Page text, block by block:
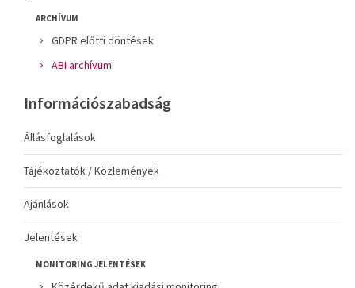
ARCHÍVUM
GDPR előtti döntések
ABI archívum
Információszabadság
Állásfoglalások
Tájékoztatók / Közlemények
Ajánlások
Jelentések
MONITORING JELENTÉSEK